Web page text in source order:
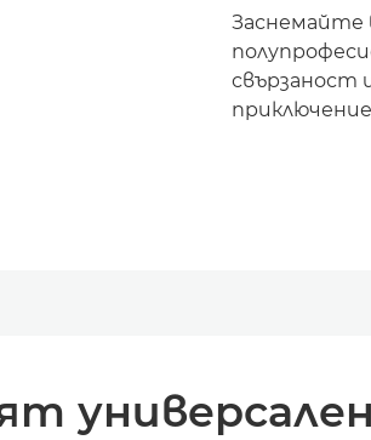
Заснемайте
свързаност